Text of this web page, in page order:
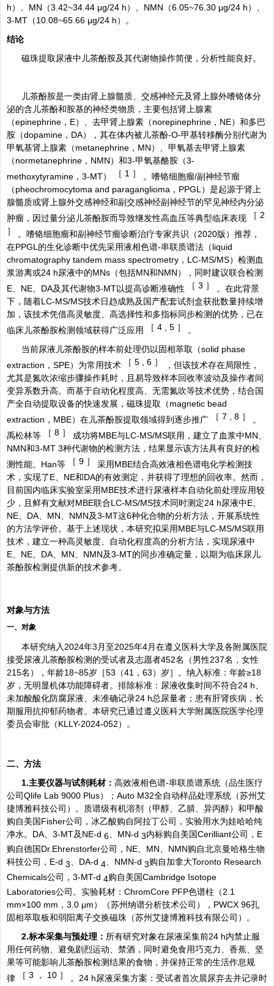
h）、MN（3.42~34.44 μg/24 h）、NMN（6.05~76.30 μg/24 h）、
3-MT（10.08~65.66 μg/24 h）。
结论
磁珠提取尿液中儿茶酚胺及其代谢物操作简便，分析性能良好。
儿茶酚胺是一类由肾上腺髓质、交感神经元及肾上腺外嗜铬体分
泌的含儿茶酚和胺基的神经类物质，主要包括肾上腺素
（epinephrine，E）、去甲肾上腺素（norepinephrine，NE）和多巴
胺（dopamine，DA），其在体内被儿茶酚-O-甲基转移酶分别代谢为
甲氧基肾上腺素（metanephrine，MN）、甲氧基去甲肾上腺素
（normetanephrine，NMN）和3-甲氧基酪胺（3-
methoxytyramine，3-MT）
［ 1 ］
。嗜铬细胞瘤/副神经节瘤
（pheochromocytoma and paraganglioma，PPGL）是起源于肾上
腺髓质或肾上腺外交感神经和副交感神经副神经节的罕见神经内分泌
肿瘤，因过量分泌儿茶酚胺而导致继发性高血压等典型临床表现
［ 2
］
。嗜铬细胞瘤和副神经节瘤诊断治疗专家共识（2020版）推荐，
在PPGL的生化诊断中优先采用液相色谱-串联质谱法（liquid
chromatography tandem mass spectrometry，LC-MS/MS）检测血
浆游离或24 h尿液中的MNs（包括MN和NMN），同时建议联合检测
E、NE、DA及其代谢物3-MT以提高诊断准确性
［ 3 ］
。在此背景
下，随着LC-MS/MS技术日趋成熟及国产配套试剂盒获批数量持续增
加，该技术凭借高灵敏度、高选择性和多指标同步检测的优势，已在
临床儿茶酚胺检测领域获得广泛应用
［ 4 , 5 ］
。
当前尿液儿茶酚胺的样本前处理仍以固相萃取（solid phase
extraction，SPE）为常用技术
［ 5 , 6 ］
，但该技术存在局限性，
尤其是氮吹浓缩步骤操作耗时，且易导致样本回收率波动及操作者间
变异系数升高。而基于自动化程度高、无需氮吹等技术优势，结合国
产全自动提取设备的快速发展，磁珠提取（magnetic bead
extraction，MBE）在儿茶酚胺提取领域得到逐步推广
［ 7 , 8 ］
。
禹松林等
［ 8 ］ 成功将MBE与LC-MS/MS联用，建立了血浆中MN、
NMN和3-MT 3种代谢物的检测方法，结果显示该方法具有良好的检
测性能。Han等
［ 9 ］ 采用MBE结合高效液相色谱电化学检测技
术，实现了E、NE和DA的有效测定，并获得了理想的回收率。然而，
目前国内临床实验室采用MBE技术进行尿液样本自动化前处理应用较
少，且鲜有文献对MBE联合LC-MS/MS技术同时测定24 h尿液中E、
NE、DA、MN、NMN及3-MT这6种化合物的分析方法，开展系统性
的方法学评价。基于上述现状，本研究拟采用MBE与LC-MS/MS联用
技术，建立一种高灵敏度、自动化程度高的分析方法，实现尿液中
E、NE、DA、MN、NMN及3-MT的同步准确定量，以期为临床尿儿
茶酚胺检测提供新的技术参考。
对象与方法
一、对象
本研究纳入2024年3月至2025年4月在遵义医科大学及各附属医院
接受尿液儿茶酚胺检测的受试者及志愿者452名（男性237名，女性
215名），年龄18~85岁［53（41，63）岁］。纳入标准：年龄≥18
岁，无明显机体功能障碍者。排除标准：尿液收集时间不符合24 h、
未加酸酸化防腐尿液、未准确记录24 h总尿量者；患有肝肾疾病，长
期服用抗抑郁药物者。本研究已通过遵义医科大学附属医院医学伦理
委员会审批（KLLY-2024-052）。
二、方法
1.主要仪器与试剂耗材： 高效液相色谱-串联质谱系统（品生医疗
公司Qlife Lab 9000 Plus）；Auto M32全自动样品处理系统（苏州艾
捷博雅科技公司）。质谱级有机溶剂（甲醇、乙腈、异丙醇）和甲酸
购自美国Fisher公司，冰乙酸购自阿拉丁公司，实验用水为娃哈哈纯
净水。DA、3-MT及NE-d 6 、MN-d 3内标购自美国Cerilliant公司，E
购自德国Dr.Ehrenstorfer公司，NE、MN、NMN购自北京曼哈格生物
科技公司，E-d 3、DA-d 4、NMN-d 3购自加拿大Toronto Research
Chemicals公司，3-MT-d 4购自美国Cambridge Isotope
Laboratories公司。实验耗材：ChromCore PFP色谱柱（2.1
mm×100 mm，3.0 μm）（苏州纳谱分析技术公司），PWCX 96孔
固相萃取板和弱阳离子交换磁珠（苏州艾捷博雅科技有限公司）。
2.标本采集与预处理： 所有研究对象在尿液采集前24 h内禁止服
用任何药物、避免剧烈运动、禁酒，同时避免食用巧克力、香蕉、坚
果等可能影响儿茶酚胺检测结果的食物，并保持正常的生活作息规
律
［ 3 ， 10 ］ 。24 h尿液采集方案：受试者首次晨尿弃去并记录时